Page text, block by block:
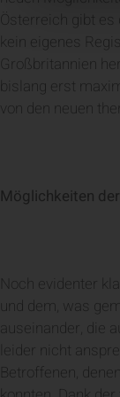
Österreich gibt
kein eigenes
Großbritannien
bislang erst
von den neuen
Möglichkeiten
Noch evidenter
und dem, was
auseinander, die
leider nicht
Betroffenen,